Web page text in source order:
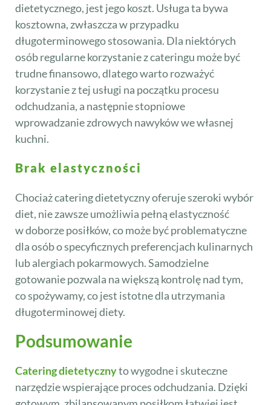
dietetycznego, jest jego koszt. Usługa ta bywa
kosztowna, zwłaszcza w przypadku
długoterminowego stosowania. Dla niektórych
osób regularne korzystanie z cateringu może być
trudne finansowo, dlatego warto rozważyć
korzystanie z tej usługi na początku procesu
odchudzania, a następnie stopniowe
wprowadzanie zdrowych nawyków we własnej
kuchni.
Brak elastyczności
Chociaż catering dietetyczny oferuje szeroki wybór
diet, nie zawsze umożliwia pełną elastyczność
w doborze posiłków, co może być problematyczne
dla osób o specyficznych preferencjach kulinarnych
lub alergiach pokarmowych. Samodzielne
gotowanie pozwala na większą kontrolę nad tym,
co spożywamy, co jest istotne dla utrzymania
długoterminowej diety.
Podsumowanie
Catering dietetycznyto wygodne i skuteczne
narzędzie wspierające proces odchudzania. Dzięki